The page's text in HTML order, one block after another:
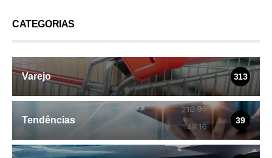
CATEGORIAS
Varejo 313
Tendências 39